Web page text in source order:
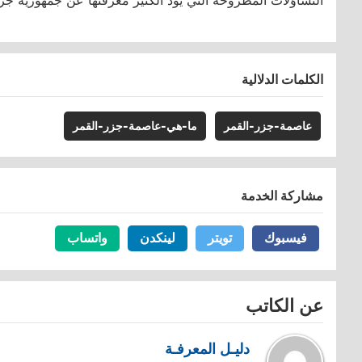
الكلمات الدلالية
عاصمة-جزر-القمر ما-هي-عاصمة-جزر-القمر
مشاركة الخدمة
فيسبوك فيسبوكتويتر لينكدن لينكدنواتساب
عن الكاتب
دليـل المعرفـة